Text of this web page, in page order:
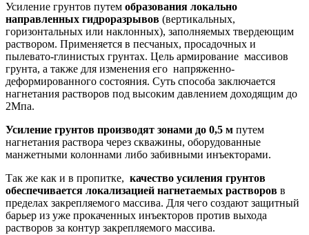
Усиление грунтов путем образования локально
направленных гидроразрывов (вертикальных,
горизонтальных или наклонных), заполняемых твердеющим
раствором. Применяется в песчаных, просадочных и
пылевато-глинистых грунтах. Цель армирование массивов
грунта, а также для изменения его напряженно-
деформированного состояния. Суть способа заключается
нагнетания растворов под высоким давлением доходящим до
2Мпа.
Усиление грунтов производят зонами до 0,5 м путем
нагнетания раствора через скважины, оборудованные
манжетными колоннами либо забивными инъекторами.
Так же как и в пропитке, качество усиления грунтов
обеспечивается локализацией нагнетаемых растворов в
пределах закрепляемого массива. Для чего создают защитный
барьер из уже прокаченных инъекторов против выхода
растворов за контур закрепляемого массива.